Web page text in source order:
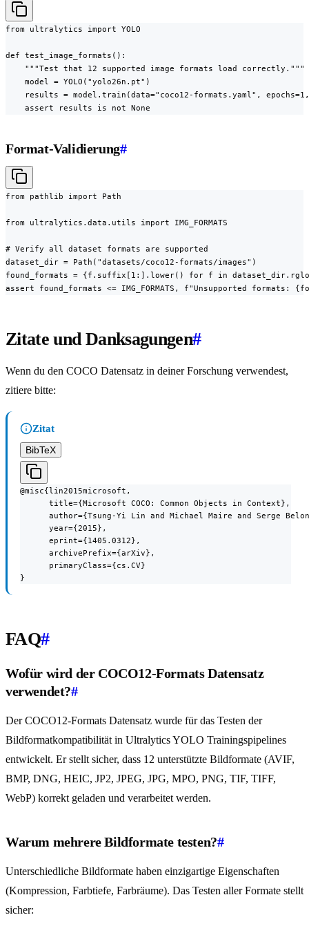
from ultralytics import YOLO
def test_image_formats():
    """Test that 12 supported image formats load correctly."""
    model = YOLO("yolo26n.pt")
results = model.train(data="coco12-formats.yaml",
    assert results is not None
Format-Validierung#
from pathlib import Path
from ultralytics.data.utils import IMG_FORMATS
# Verify all dataset formats are supported
dataset_dir = Path("datasets/coco12-formats/images")
found_formats = {f.suffix[1:].lower() for f in
assert found_formats <= IMG_FORMATS, f"Unsupported formats:
Zitate und Danksagungen#
Wenn du den COCO Datensatz in deiner Forschung verwendest,
zitiere bitte:
Zitat
BibTeX
@misc{lin2015microsoft,
      title={Microsoft COCO: Common Objects in Context},
author={Tsung-Yi Lin and Michael Maire and Serge
      year={2015},
      eprint={1405.0312},
      archivePrefix={arXiv},
      primaryClass={cs.CV}
}
FAQ#
Wofür wird der COCO12-Formats Datensatz
verwendet?#
Der COCO12-Formats Datensatz wurde für das Testen der
Bildformatkompatibilität in Ultralytics YOLO Trainingspipelines
entwickelt. Er stellt sicher, dass 12 unterstützte Bildformate (AVIF,
BMP, DNG, HEIC, JP2, JPEG, JPG, MPO, PNG, TIF, TIFF,
WebP) korrekt geladen und verarbeitet werden.
Warum mehrere Bildformate testen?#
Unterschiedliche Bildformate haben einzigartige Eigenschaften
(Kompression, Farbtiefe, Farbräume). Das Testen aller Formate stellt
sicher: